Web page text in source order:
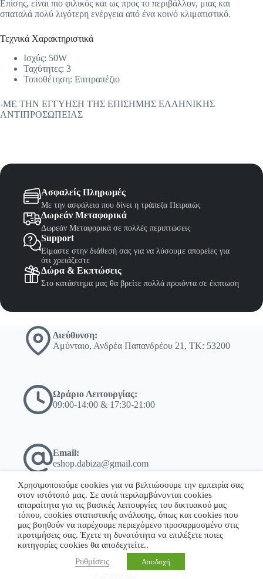
Επίσης, είναι πιο φιλικός και ως προς το περιβάλλον, μιας και
σπαταλά πολύ λιγότερη ενέργεια από ένα κοινό κλιματιστικό.
Τεχνικά Χαρακτηριστικά
Ισχύς: 50W
Ταχύτητες: 3
Τοποθέτηση: Επιτραπέζιο
-ΜΕ ΤΗΝ ΕΓΓΥΗΣΗ ΤΗΣ ΕΠΙΣΗΜΗΣ ΕΛΛΗΝΙΚΗΣ
ΑΝΤΙΠΡΟΣΩΠΕΙΑΣ
Ασφαλείς Πληρωμές
Με την ασφάλεια που δίνει η τράπεζα Πειραιώς
Δωρεάν Μεταφορικά
Δωρεάν Μεταφορικά σε πολλές περιπτώσεις
Support
Είμαστε στην διάθεσή σας για να λύσουμε απορείες για
ότι χρειάζεστε
Δώρα & Εκπτώσεις
Στο κατάστημα μας θα βρείτε πολλά προιόντα σε έκπτωση
Διεύθυνση:
Αμύνταιο, Ανδρέα Παπανδρέου 21, ΤΚ: 53200
Ωράριο Λειτουργίας:
09:00-14:00 & 17:30-21:00
Email:
eshop.dabiza@gmail.com
+30 23860 23775
Copyright © 2026 - WordPress Theme by Σκόδρας Ηλίας
Χρησιμοποιούμε cookies για να βελτιώσουμε την εμπειρία σας
στον ιστότοπό μας. Σε αυτά περιλαμβάνονται cookies
απαραίτητα για τις βασικές λειτουργίες του δικτυακού μας
τόπου, cookies στατιστικής ανάλυσης, όπως και cookies που
μας βοηθούν να παρέχουμε περιεχόμενο προσαρμοσμένο στις
προτιμήσεις σας. Έχετε τη δυνατότητα να επιλέξετε ποιες
κατηγορίες cookies θα αποδεχτείτε..
Ρυθμίσεις
Αποδοχή